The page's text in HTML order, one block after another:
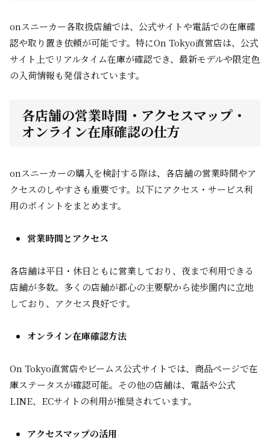
onスニーカー各取扱店舗では、公式サイトや電話での在庫確
認や取り置き依頼が可能です。特にOn Tokyo直営店は、公式
サイト上でリアルタイム在庫が確認でき、最新モデルや限定色
の入荷情報も発信されています。
各店舗の営業時間・アクセスマップ・
オンライン在庫確認の仕方
onスニーカーの購入を検討する際は、各店舗の営業時間やア
クセスのしやすさも重要です。以下にアクセス・サービス利
用のポイントをまとめます。
営業時間とアクセス
各店舗は平日・休日ともに営業しており、夜まで利用できる
店舗が多数。多くの店舗が都心の主要駅から徒歩圏内に立地
しており、アクセス良好です。
オンライン在庫確認方法
On Tokyo直営店やビームス公式サイトでは、商品ページで在
庫ステータスが確認可能。その他の店舗は、電話や公式
LINE、ECサイトの利用が推奨されています。
アクセスマップの活用